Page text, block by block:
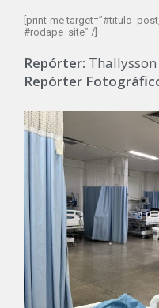
[print-me
#rodape_site” /]
Repórter: Thallysson
Repórter